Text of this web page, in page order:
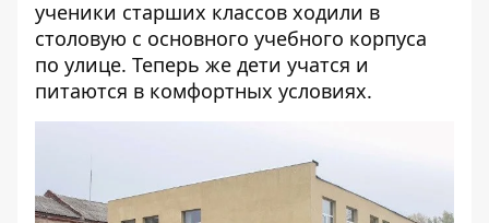
ученики старших классов ходили в
столовую с основного учебного корпуса
по улице. Теперь же дети учатся и
питаются в комфортных условиях.